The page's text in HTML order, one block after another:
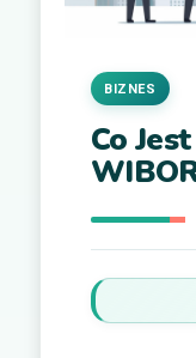
Co
BIZNES